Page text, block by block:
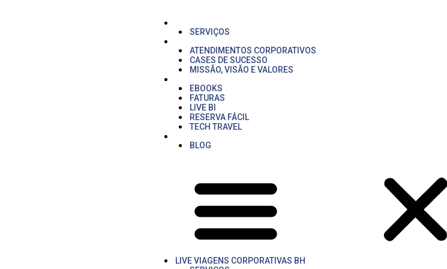
SERVIÇOS
ATENDIMENTOS CORPORATIVOS
CASES DE SUCESSO
MISSÃO, VISÃO E VALORES
EBOOKS
FATURAS
LIVE BI
RESERVA FÁCIL
TECH TRAVEL
BLOG
LIVE VIAGENS CORPORATIVAS BH